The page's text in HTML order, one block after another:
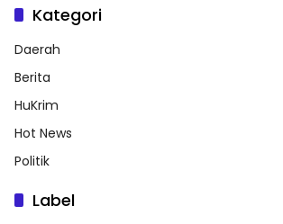
Kategori
Daerah
Berita
HuKrim
Hot News
Politik
Label